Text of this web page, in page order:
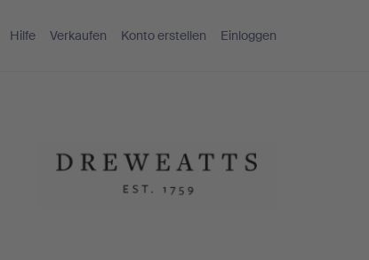
Hilfe Verkaufen Konto erstellen Einloggen